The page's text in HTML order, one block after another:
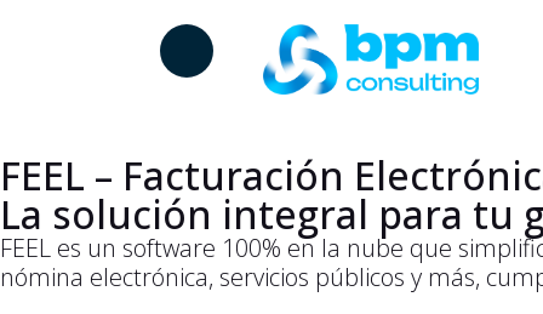
FEEL – Facturación
La solución integral para tu
FEEL es un software 100% en la nube que
nómina electrónica, servicios públicos y más,